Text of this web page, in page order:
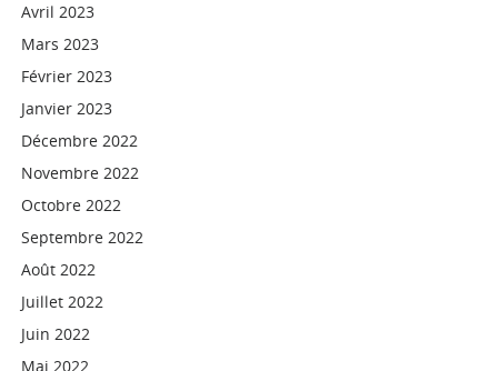
Avril 2023
Mars 2023
Février 2023
Janvier 2023
Décembre 2022
Novembre 2022
Octobre 2022
Septembre 2022
Août 2022
Juillet 2022
Juin 2022
Mai 2022